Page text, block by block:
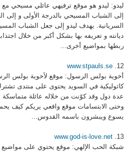
ليدو: ليدو هو موقع ترفيهي عائلي مسيحي
إلى الشباب المسيحي بالدرجة الأولى و إلى
السريانية. يهدف ليدو إلى جعل الشباب
ديانته و تعريفه بها بشكل أكبر من خلال
ربطها بمواضيع أخرى...
12.
www.stpauls.se
أخوية بولس الرسول: موقع لأخوية بولس
كاثوليكية في السويد يحتوى على منتدى
عدة دول وقد كوّنت من خلاله عائلة متماسكة
وحتى الابتسامات موقع واقعي يريكم كيف
يسوع ويبشرون باسمه القدوس...
13.
www.god-is-love.net
شبكة الحب الإلهي: موقع يحتوي على مواضيع